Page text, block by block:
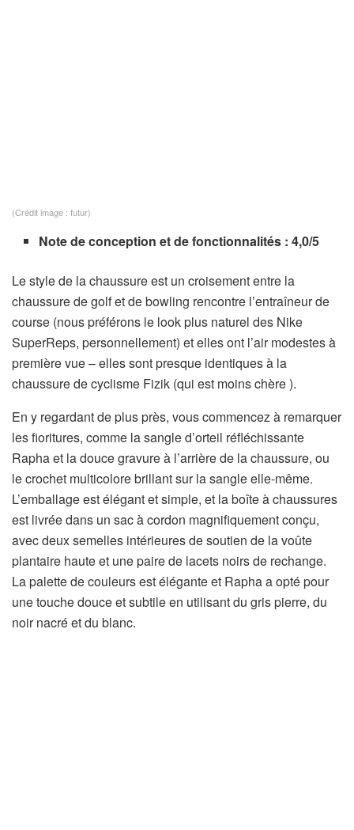
(Crédit image : futur)
Note de conception et de fonctionnalités : 4,0/5
Le style de la chaussure est un croisement entre la
chaussure de golf et de bowling rencontre l’entraîneur de
course (nous préférons le look plus naturel des Nike
SuperReps, personnellement) et elles ont l’air modestes à
première vue – elles sont presque identiques à la
chaussure de cyclisme Fizik (qui est moins chère ).
En y regardant de plus près, vous commencez à remarquer
les fioritures, comme la sangle d’orteil réfléchissante
Rapha et la douce gravure à l’arrière de la chaussure, ou
le crochet multicolore brillant sur la sangle elle-même.
L’emballage est élégant et simple, et la boîte à chaussures
est livrée dans un sac à cordon magnifiquement conçu,
avec deux semelles intérieures de soutien de la voûte
plantaire haute et une paire de lacets noirs de rechange.
La palette de couleurs est élégante et Rapha a opté pour
une touche douce et subtile en utilisant du gris pierre, du
noir nacré et du blanc.